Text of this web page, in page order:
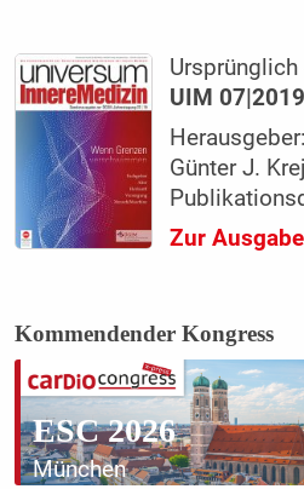
Ursprünglich
UIM 07|2019
Günter J.
Zur
Kommendender Kongress
ESC 2026
München